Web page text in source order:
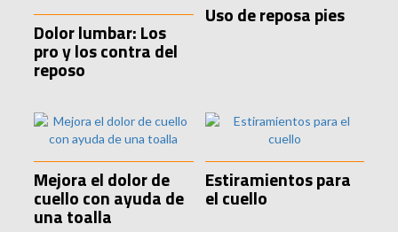
Dolor lumbar: Los
pro y los contra del
reposo
Uso de reposa pies
Mejora el dolor de
cuello con ayuda de
una toalla
Estiramientos para
el cuello